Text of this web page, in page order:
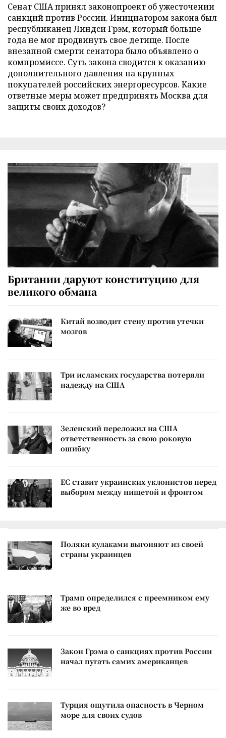
Сенат США принял законопроект об ужесточении
санкций против России. Инициатором закона был
республиканец Линдси Грэм, который больше
года не мог продвинуть свое детище. После
внезапной смерти сенатора было объявлено о
компромиссе. Суть закона сводится к оказанию
дополнительного давления на крупных
покупателей российских энергоресурсов. Какие
ответные меры может предпринять Москва для
защиты своих доходов?
Британии даруют конституцию для
великого обмана
Китай возводит стену против утечки
мозгов
Три исламских государства потеряли
надежду на США
Зеленский переложил на США
ответственность за свою роковую
ошибку
ЕС ставит украинских уклонистов перед
выбором между нищетой и фронтом
Поляки кулаками выгоняют из своей
страны украинцев
Трамп определился с преемником ему
же во вред
Закон Грэма о санкциях против России
начал пугать самих американцев
Турция ощутила опасность в Черном
море для своих судов